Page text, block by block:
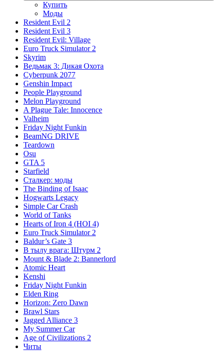
Купить
Моды
Resident Evil 2
Resident Evil 3
Resident Evil: Village
Euro Truck Simulator 2
Skyrim
Ведьмак 3: Дикая Охота
Cyberpunk 2077
Genshin Impact
People Playground
Melon Playground
A Plague Tale: Innocence
Valheim
Friday Night Funkin
BeamNG DRIVE
Teardown
Osu
GTA 5
Starfield
Сталкер: моды
The Binding of Isaac
Hogwarts Legacy
Simple Car Crash
World of Tanks
Hearts of Iron 4 (HOI 4)
Euro Truck Simulator 2
Baldur’s Gate 3
В тылу врага: Штурм 2
Mount & Blade 2: Bannerlord
Atomic Heart
Kenshi
Friday Night Funkin
Elden Ring
Horizon: Zero Dawn
Brawl Stars
Jagged Alliance 3
My Summer Car
Age of Civilizations 2
Читы